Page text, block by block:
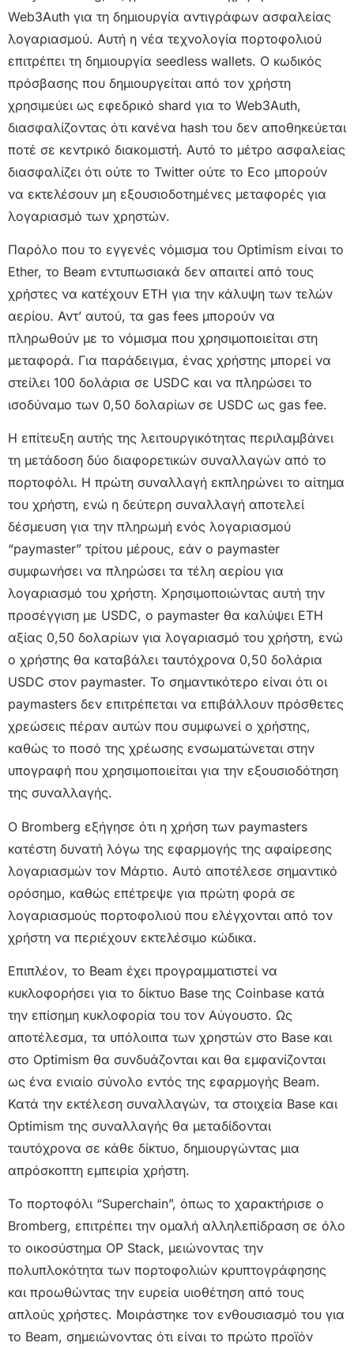
Web3Auth για τη δημιουργία αντιγράφων ασφαλείας
λογαριασμού. Αυτή η νέα τεχνολογία πορτοφολιού
επιτρέπει τη δημιουργία seedless wallets. Ο κωδικός
πρόσβασης που δημιουργείται από τον χρήστη
χρησιμεύει ως εφεδρικό shard για το Web3Auth,
διασφαλίζοντας ότι κανένα hash του δεν αποθηκεύεται
ποτέ σε κεντρικό διακομιστή. Αυτό το μέτρο ασφαλείας
διασφαλίζει ότι ούτε το Twitter ούτε το Eco μπορούν
να εκτελέσουν μη εξουσιοδοτημένες μεταφορές για
λογαριασμό των χρηστών.
Παρόλο που το εγγενές νόμισμα του Optimism είναι το
Ether, το Beam εντυπωσιακά δεν απαιτεί από τους
χρήστες να κατέχουν ETH για την κάλυψη των τελών
αερίου. Αντ’ αυτού, τα gas fees μπορούν να
πληρωθούν με το νόμισμα που χρησιμοποιείται στη
μεταφορά. Για παράδειγμα, ένας χρήστης μπορεί να
στείλει 100 δολάρια σε USDC και να πληρώσει το
ισοδύναμο των 0,50 δολαρίων σε USDC ως gas fee.
Η επίτευξη αυτής της λειτουργικότητας περιλαμβάνει
τη μετάδοση δύο διαφορετικών συναλλαγών από το
πορτοφόλι. Η πρώτη συναλλαγή εκπληρώνει το αίτημα
του χρήστη, ενώ η δεύτερη συναλλαγή αποτελεί
δέσμευση για την πληρωμή ενός λογαριασμού
“paymaster” τρίτου μέρους, εάν ο paymaster
συμφωνήσει να πληρώσει τα τέλη αερίου για
λογαριασμό του χρήστη. Χρησιμοποιώντας αυτή την
προσέγγιση με USDC, ο paymaster θα καλύψει ETH
αξίας 0,50 δολαρίων για λογαριασμό του χρήστη, ενώ
ο χρήστης θα καταβάλει ταυτόχρονα 0,50 δολάρια
USDC στον paymaster. Το σημαντικότερο είναι ότι οι
paymasters δεν επιτρέπεται να επιβάλλουν πρόσθετες
χρεώσεις πέραν αυτών που συμφωνεί ο χρήστης,
καθώς το ποσό της χρέωσης ενσωματώνεται στην
υπογραφή που χρησιμοποιείται για την εξουσιοδότηση
της συναλλαγής.
Ο Bromberg εξήγησε ότι η χρήση των paymasters
κατέστη δυνατή λόγω της εφαρμογής της αφαίρεσης
λογαριασμών τον Μάρτιο. Αυτό αποτέλεσε σημαντικό
ορόσημο, καθώς επέτρεψε για πρώτη φορά σε
λογαριασμούς πορτοφολιού που ελέγχονται από τον
χρήστη να περιέχουν εκτελέσιμο κώδικα.
Επιπλέον, το Beam έχει προγραμματιστεί να
κυκλοφορήσει για το δίκτυο Base της Coinbase κατά
την επίσημη κυκλοφορία του τον Αύγουστο. Ως
αποτέλεσμα, τα υπόλοιπα των χρηστών στο Base και
στο Optimism θα συνδυάζονται και θα εμφανίζονται
ως ένα ενιαίο σύνολο εντός της εφαρμογής Beam.
Κατά την εκτέλεση συναλλαγών, τα στοιχεία Base και
Optimism της συναλλαγής θα μεταδίδονται
ταυτόχρονα σε κάθε δίκτυο, δημιουργώντας μια
απρόσκοπτη εμπειρία χρήστη.
Το πορτοφόλι “Superchain”, όπως το χαρακτήρισε ο
Bromberg, επιτρέπει την ομαλή αλληλεπίδραση σε όλο
το οικοσύστημα OP Stack, μειώνοντας την
πολυπλοκότητα των πορτοφολιών κρυπτογράφησης
και προωθώντας την ευρεία υιοθέτηση από τους
απλούς χρήστες. Μοιράστηκε τον ενθουσιασμό του για
το Beam, σημειώνοντας ότι είναι το πρώτο προϊόν